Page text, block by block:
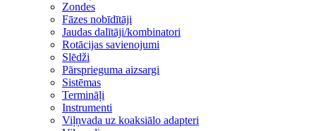
Zondes
Fāzes nobīdītāji
Jaudas dalītāji/kombinatori
Rotācijas savienojumi
Slēdži
Pārsprieguma aizsargi
Sistēmas
Termināļi
Instrumenti
Viļņvada uz koaksiālo adapteri